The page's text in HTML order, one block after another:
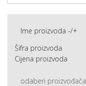
Ime proizvoda -/+
Šifra proizvoda
Cijena proizvoda
odaberi proizvođača